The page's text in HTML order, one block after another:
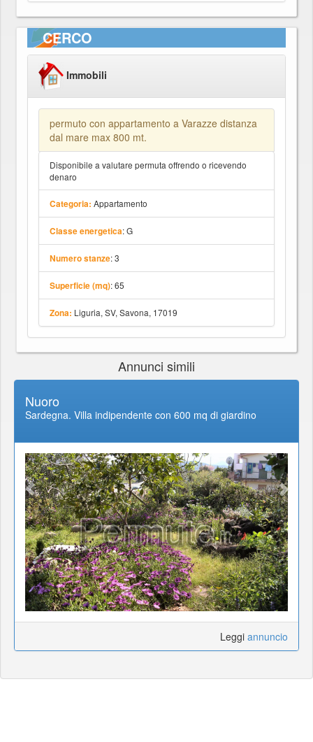
CERCO
Immobili
permuto con appartamento a Varazze distanza
dal mare max 800 mt.
Disponibile a valutare permuta offrendo o ricevendo
denaro
Categoria: Appartamento
Classe energetica: G
Numero stanze: 3
Superficie (mq): 65
Zona: Liguria, SV, Savona, 17019
Annunci simili
Nuoro
Sardegna. Villa indipendente con 600 mq di giardino
Leggi annuncio